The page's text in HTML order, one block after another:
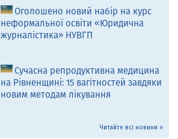
Оголошено новий набір на курс
неформальної освіти «Юридична
журналістика» НУВГП
Сучасна репродуктивна медицина
на Рівненщині: 15 вагітностей завдяки
новим методам лікування
Читайте всі новини »